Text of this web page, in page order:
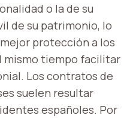
o la de su
de su patrimonio, lo
protección a los
mismo tiempo facilitar
Los contratos de
suelen resultar
españoles. Por